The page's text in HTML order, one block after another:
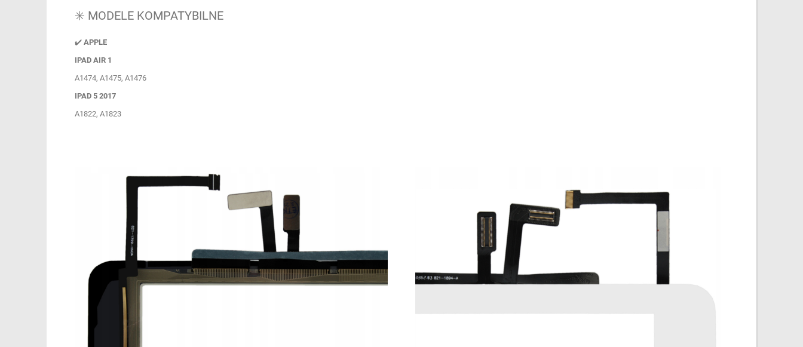
✳️ MODELE KOMPATYBILNE
✔️ APPLE
IPAD AIR 1
A1474, A1475, A1476
IPAD 5 2017
A1822, A1823